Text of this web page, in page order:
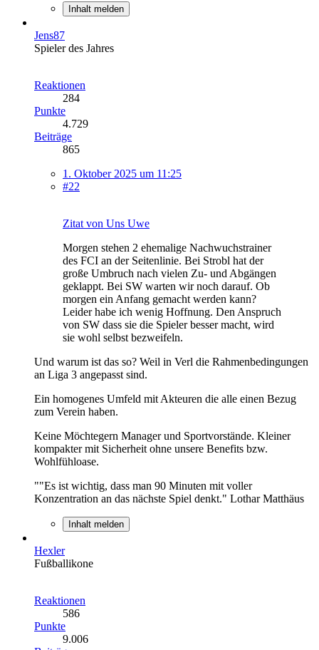
Inhalt melden
Jens87
Spieler des Jahres
Reaktionen
284
Punkte
4.729
Beiträge
865
1. Oktober 2025 um 11:25
#22
Zitat von Uns Uwe
Morgen stehen 2 ehemalige Nachwuchstrainer
des FCI an der Seitenlinie. Bei Strobl hat der
große Umbruch nach vielen Zu- und Abgängen
geklappt. Bei SW warten wir noch darauf. Ob
morgen ein Anfang gemacht werden kann?
Leider habe ich wenig Hoffnung. Den Anspruch
von SW dass sie die Spieler besser macht, wird
sie wohl selbst bezweifeln.
Und warum ist das so? Weil in Verl die Rahmenbedingungen
an Liga 3 angepasst sind.
Ein homogenes Umfeld mit Akteuren die alle einen Bezug
zum Verein haben.
Keine Möchtegern Manager und Sportvorstände. Kleiner
kompakter mit Sicherheit ohne unsere Benefits bzw.
Wohlfühloase.
""Es ist wichtig, dass man 90 Minuten mit voller
Konzentration an das nächste Spiel denkt." Lothar Matthäus
Inhalt melden
Hexler
Fußballikone
Reaktionen
586
Punkte
9.006